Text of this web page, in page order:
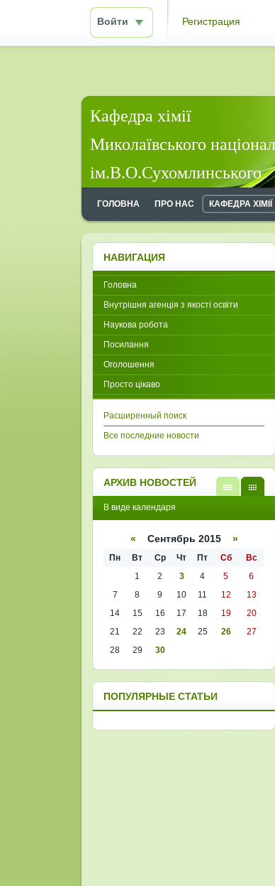
Войти Регистрация
Кафедра хімії
Миколаївського
ім.В.О.Сухомлинського
ГОЛОВНА ПРО НАС КАФЕДРА ХІМІЇ
НАВИГАЦИЯ
Головна
Внутрішня агенція з якості освіти
Наукова робота
Посилання
Оголошення
Просто цікаво
Расширенный поиск
Все последние новости
АРХИВ НОВОСТЕЙ
кален
списк
В виде календаря
« Сентябрь 2015 »
Пн Вт Ср Чт Пт Сб
Вс
1
2 3 4 5
6
7
8 9 10 11 12
13
14
15 16 17 18 19
20
21
22 23 24 25 26
27
28
29 30
ПОПУЛЯРНЫЕ СТАТЬИ